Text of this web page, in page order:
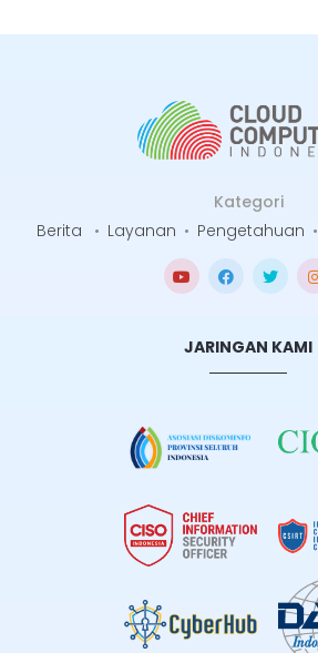
Kategori
Berita
• Layanan • Pengetahuan •
JARINGAN KAMI